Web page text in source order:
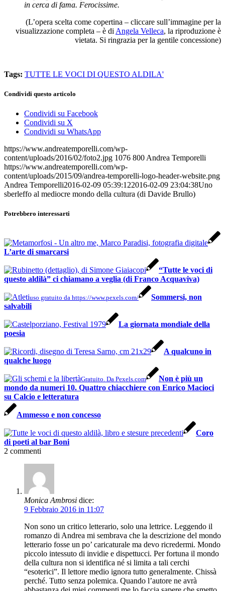
in cerca di fama. Ferocissime.
(L’opera scelta come copertina – cliccare sull’immagine per la
visualizzazione completa – è di Angela Velleca, la riproduzione è
vietata. Si ringrazia per la gentile concessione)
Tags: TUTTE LE VOCI DI QUESTO ALDILA'
Condividi questo articolo
Condividi su Facebook
Condividi su X
Condividi su WhatsApp
https://www.andreatemporelli.com/wp-
content/uploads/2016/02/foto2.jpg 1076 800 Andrea Temporelli
https://www.andreatemporelli.com/wp-
content/uploads/2015/09/andrea-temporelli-logo-header-website.png
Andrea Temporelli2016-02-09 05:39:122016-02-09 23:04:38Uno
sberleffo al mediocre mondo della cultura (di Davide Brullo)
Potrebbero interessarti
L’arte di smarcarsi
“Tutte le voci di
questo aldilà” ci chiamano a veglia (di Franco Acquaviva)
uso gratuito da https://www.pexels.com/
Sommersi, non
salvabili
La giornata mondiale della
poesia
A qualcuno in
qualche luogo
Gratuito. Da Pexels.com
Non è più un
mondo da numeri 10. Quattro chiacchiere con Enrico Macioci
su Calcio e letteratura
Ammesso e non concesso
Coro
di poeti al bar Boni
2 commenti
Monica Ambrosi dice:
9 Febbraio 2016 in 11:07
Non sono un critico letterario, solo una lettrice. Leggendo il
romanzo di Andrea mi sembrava che la descrizione del mondo
letterario fosse un po’ caricaturale ma devo ricredermi. Mondo
piccolo intessuto di invidie e dispettucci. Per fortuna il mondo
della cultura non si identifica né si limita a tali cerchi
“esoterici”. Il lettore medio ignora tutto generalmente. Chissà
perché. Tutto senza polemica. Quando l’autore ne avrà